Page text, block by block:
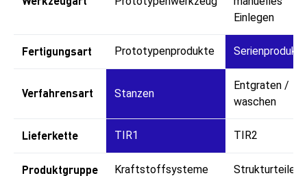
Einlegen
Fertigungsart Prototypenprodukte Serienprodukte
Verfahrensart Stanzen
Entgraten /
waschen
Lieferkette TIR1 TIR2
Produktgruppe Kraftstoffsysteme Strukturteile